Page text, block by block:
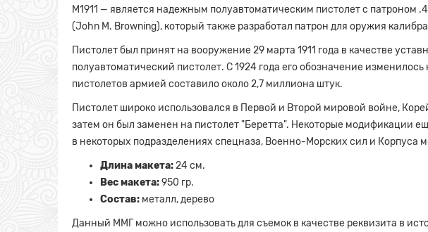
M1911 — является надежным полуавтоматическим пистолет с
(John M. Browning), который также разработал патрон для оружия калибра
Пистолет был принят на вооружение 29 марта 1911 года в качестве
полуавтоматический пистолет. С 1924 года его обозначение
пистолетов армией составило около 2,7 миллиона штук.
Пистолет широко использовался в Первой и Второй мировой войне,
затем он был заменен на пистолет "Беретта". Некоторые модификации
в некоторых подразделениях спецназа, Военно-Морских сил и Корпуса
Длина макета:24 см.
Вес макета:950 гр.
Состав: металл, дерево
Данный ММГ можно использовать для съемок в качестве реквизита в